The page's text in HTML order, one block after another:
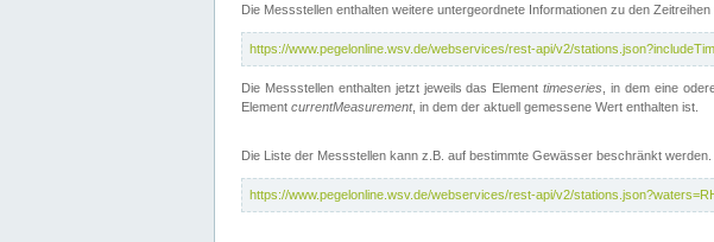
Die Messstellen enthalten weitere untergeordnete Informationen zu den
https://www.pegelonline.wsv.de/webservices/rest-api/v2/
Die Messstellen enthalten jetzt jeweils das Elementtimeseries , in dem eine
Element currentMeasurement, in dem der aktuell gemessene Wert enthalten ist.
Die Liste der Messstellen kann z.B. auf bestimmte Gewässer beschränkt werden.
https://www.pegelonline.wsv.de/webservices/rest-api/v2/